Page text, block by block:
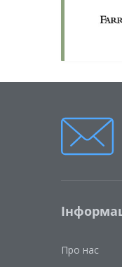
Про нас